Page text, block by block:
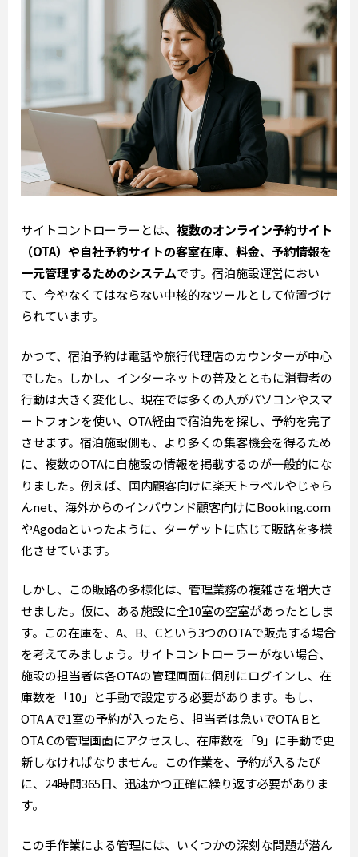
サイトコントローラーとは、 複数のオンライン予約サイト
（OTA）や自社予約サイトの客室在庫、料金、予約情報を
一元管理するためのシステムです。宿泊施設運営におい
て、今やなくてはならない中核的なツールとして位置づけ
られています。
かつて、宿泊予約は電話や旅行代理店のカウンターが中心
でした。しかし、インターネットの普及とともに消費者の
行動は大きく変化し、現在では多くの人がパソコンやスマ
ートフォンを使い、OTA経由で宿泊先を探し、予約を完了
させます。宿泊施設側も、より多くの集客機会を得るため
に、複数のOTAに自施設の情報を掲載するのが一般的にな
りました。例えば、国内顧客向けに楽天トラベルやじゃら
んnet、海外からのインバウンド顧客向けにBooking.com
やAgodaといったように、ターゲットに応じて販路を多様
化させています。
しかし、この販路の多様化は、管理業務の複雑さを増大さ
せました。仮に、ある施設に全10室の空室があったとしま
す。この在庫を、A、B、Cという3つのOTAで販売する場合
を考えてみましょう。サイトコントローラーがない場合、
施設の担当者は各OTAの管理画面に個別にログインし、在
庫数を「10」と手動で設定する必要があります。もし、
OTA Aで1室の予約が入ったら、担当者は急いでOTA Bと
OTA Cの管理画面にアクセスし、在庫数を「9」に手動で更
新しなければなりません。この作業を、予約が入るたび
に、24時間365日、迅速かつ正確に繰り返す必要がありま
す。
この手作業による管理には、いくつかの深刻な問題が潜ん